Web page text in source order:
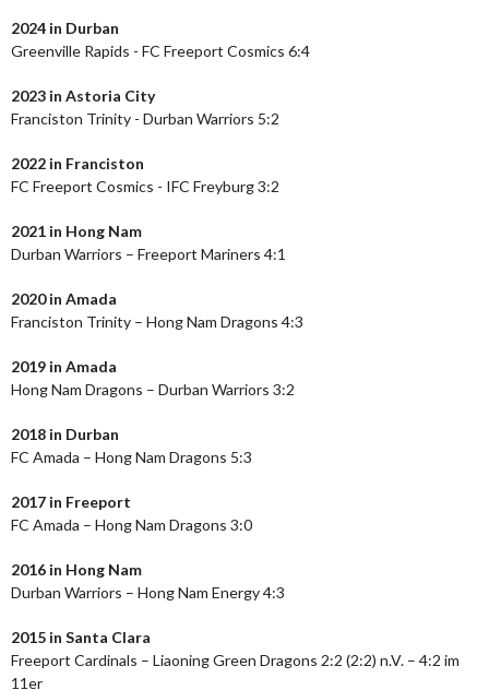
2024 in Durban
Greenville Rapids - FC Freeport Cosmics 6:4
2023 in Astoria City
Franciston Trinity - Durban Warriors 5:2
2022 in Franciston
FC Freeport Cosmics - IFC Freyburg 3:2
2021 in Hong Nam
Durban Warriors – Freeport Mariners 4:1
2020 in Amada
Franciston Trinity – Hong Nam Dragons 4:3
2019 in Amada
Hong Nam Dragons – Durban Warriors 3:2
2018 in Durban
FC Amada – Hong Nam Dragons 5:3
2017 in Freeport
FC Amada – Hong Nam Dragons 3:0
2016 in Hong Nam
Durban Warriors – Hong Nam Energy 4:3
2015 in Santa Clara
Freeport Cardinals – Liaoning Green Dragons 2:2 (2:2) n.V. – 4:2 im
11er